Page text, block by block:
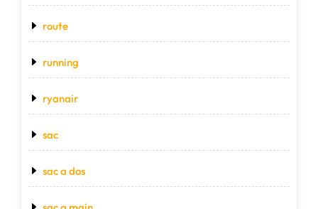
route
running
ryanair
sac
sac a dos